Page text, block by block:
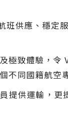
供應、穩定
極致體驗，
同國籍航空
提供運輸，